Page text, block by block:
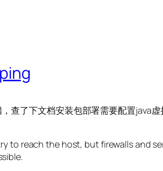
查了下文档安装包部署需要配置java
to reach the host, but firewalls and